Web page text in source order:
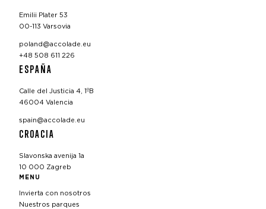
Emilii Plater 53
00-113 Varsovia
poland@accolade.eu
+48 508 611 226
ESPAÑA
Calle del Justicia 4, 1ºB
46004 Valencia
spain@accolade.eu
CROACIA
Slavonska avenija 1a
10 000 Zagreb
MENU
Invierta con nosotros
Nuestros parques